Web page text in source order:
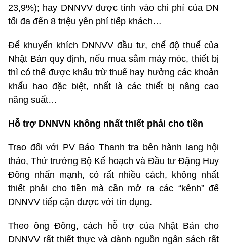
23,9%); hay DNNVV được tính vào chi phí của DN
tối đa đến 8 triệu yên phí tiếp khách…
Để khuyến khích DNNVV đầu tư, chế độ thuế của
Nhật Bản quy định, nếu mua sắm máy móc, thiết bị
thì có thể được khấu trừ thuế hay hưởng các khoản
khấu hao đặc biệt, nhất là các thiết bị nâng cao
năng suất…
Hỗ trợ DNNVN không nhất thiết phải cho tiền
Trao đổi với PV Báo Thanh tra bên hành lang hội
thảo, Thứ trưởng Bộ Kế hoạch và Đầu tư Đặng Huy
Đông nhấn mạnh, có rất nhiều cách, không nhất
thiết phải cho tiền mà cần mở ra các “kênh” để
DNNVV tiếp cận được với tín dụng.
Theo ông Đông, cách hỗ trợ của Nhật Bản cho
DNNVV rất thiết thực và dành nguồn ngân sách rất